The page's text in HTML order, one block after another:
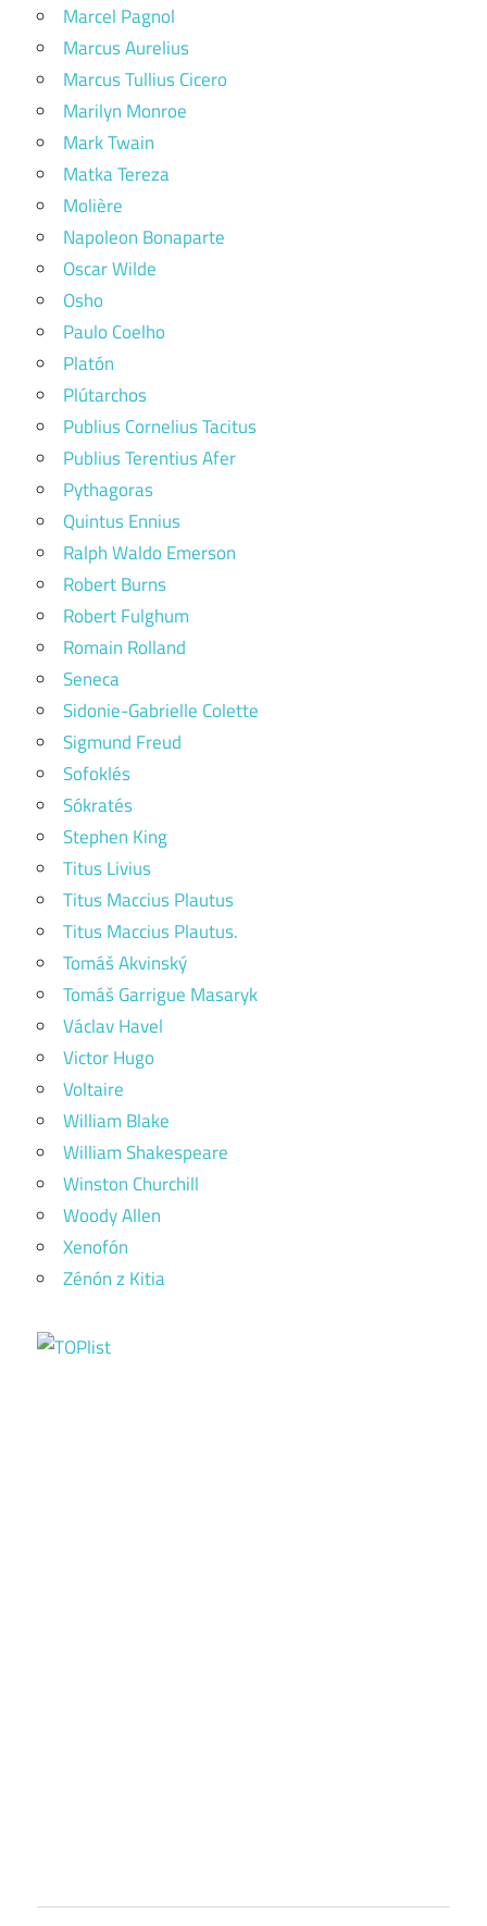
Marcel Pagnol
Marcus Aurelius
Marcus Tullius Cicero
Marilyn Monroe
Mark Twain
Matka Tereza
Molière
Napoleon Bonaparte
Oscar Wilde
Osho
Paulo Coelho
Platón
Plútarchos
Publius Cornelius Tacitus
Publius Terentius Afer
Pythagoras
Quintus Ennius
Ralph Waldo Emerson
Robert Burns
Robert Fulghum
Romain Rolland
Seneca
Sidonie-Gabrielle Colette
Sigmund Freud
Sofoklés
Sókratés
Stephen King
Titus Livius
Titus Maccius Plautus
Titus Maccius Plautus.
Tomáš Akvinský
Tomáš Garrigue Masaryk
Václav Havel
Victor Hugo
Voltaire
William Blake
William Shakespeare
Winston Churchill
Woody Allen
Xenofón
Zénón z Kitia